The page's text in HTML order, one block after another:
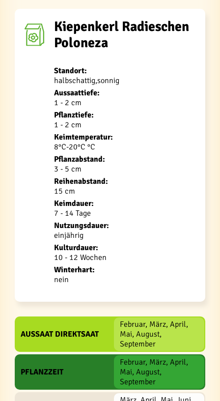
Kiepenkerl Radieschen
Poloneza
Standort:
halbschattig,sonnig
Aussaattiefe:
1 - 2 cm
Pflanztiefe:
1 - 2 cm
Keimtemperatur:
8°C-20°C °C
Pflanzabstand:
3 - 5 cm
Reihenabstand:
15 cm
Keimdauer:
7 - 14 Tage
Nutzungsdauer:
einjährig
Kulturdauer:
10 - 12 Wochen
Winterhart:
nein
AUSSAAT DIREKTSAAT
Februar, März, April,
Mai, August,
September
PFLANZZEIT
Februar, März, April,
Mai, August,
September